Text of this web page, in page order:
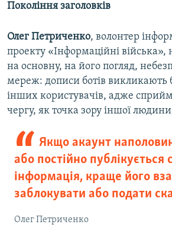
Покоління заголовків
Олег Петриченко, волонтер
проекту «Інформаційні війська»,
на основну, на його погляд,
мереж: дописи ботів викликають
інших користувачів, адже
чергу, як точка зору іншої
Якщо акаунт
або постійно публікується
інформація, краще його
заблокувати або подати
Олег Петриченко